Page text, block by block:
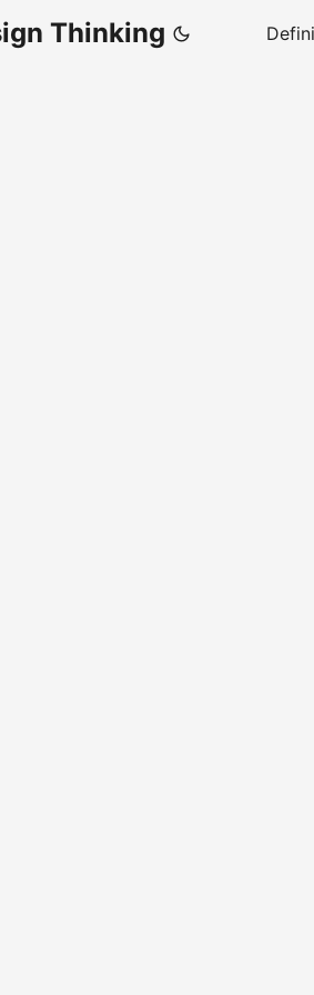
Thinking